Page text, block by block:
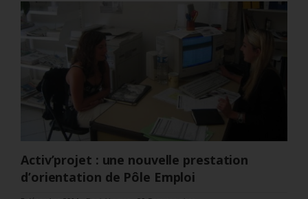
Activ’projet : une nouvelle prestation
d’orientation de Pôle Emploi